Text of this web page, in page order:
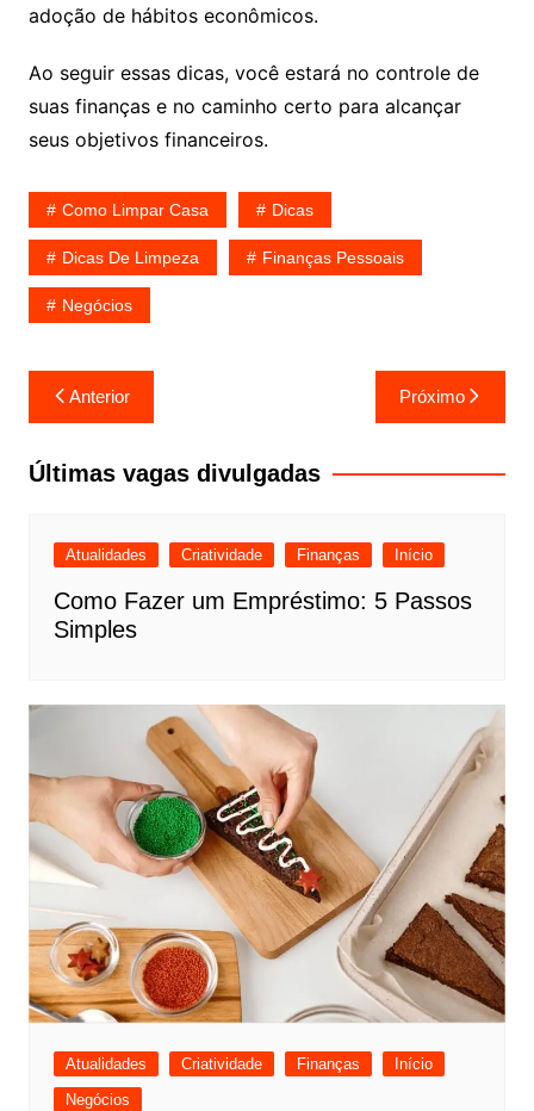
adoção de hábitos econômicos.
Ao seguir essas dicas, você estará no controle de
suas finanças e no caminho certo para alcançar
seus objetivos financeiros.
Como Limpar Casa Dicas
Dicas De Limpeza Finanças Pessoais
Negócios
Navegação
de
Post
Anterior Próximo
Últimas vagas divulgadas
Atualidades Criatividade Finanças Início
Como Fazer um Empréstimo: 5 Passos
Simples
Atualidades Criatividade Finanças
Início
Negócios